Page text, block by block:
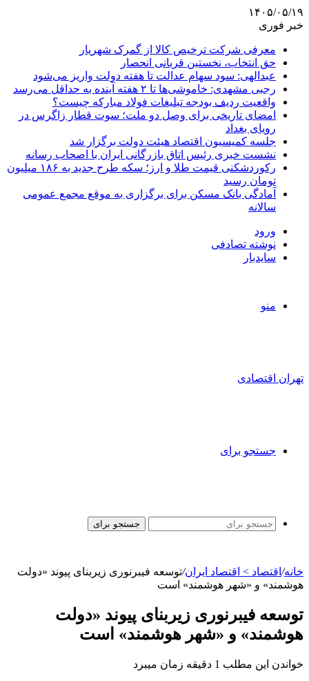
۱۴۰۵/۰۵/۱۹
خبر فوری
معرفی شرکت ترخیص کالا از گمرک شهریار
حق انتخاب، نخستین قربانی انحصار
عبدالهی: سود سهام عدالت تا هفته دولت واریز می‌شود
رجبی مشهدی: خاموشی‌ها تا ۲ هفته آینده به حداقل می‌رسد
واقعیت ردیف بودجه تبلیغات فولاد مبارکه چیست؟
امضای تاریخی برای وصل دو ملت؛ سوت قطار زاگرس در
رویای بغداد
جلسه کمیسیون اقتصاد هیئت دولت برگزار شد
نشست خبری رئیس اتاق بازرگانی ایران با اصحاب رسانه
رکوردشکنی قیمت طلا و ارز؛ سکه طرح جدید به ۱۸۶ میلیون
تومان رسید
آمادگی بانک مسکن برای برگزاری به موقع مجمع عمومی
سالانه
ورود
نوشته تصادفی
سایدبار
منو
تهران اقتصادی
جستجو برای
جستجو برای
خانه/ اقتصاد > اقتصاد ایران/توسعه فیبرنوری زیربنای پیوند «دولت
هوشمند» و «شهر هوشمند» است
توسعه فیبرنوری زیربنای پیوند «دولت
هوشمند» و «شهر هوشمند» است
خواندن این مطلب 1 دقیقه زمان میبرد